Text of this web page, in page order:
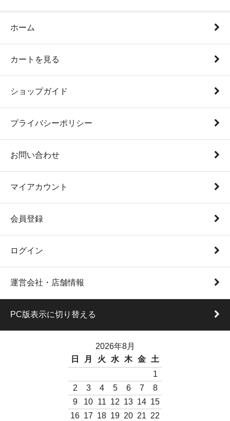
ホーム
カートを見る
ショップガイド
プライバシーポリシー
お問い合わせ
マイアカウント
会員登録
ログイン
運営会社・店舗情報
PC版表示に切り替える
2026年8月
日
月 火 水 木 金
土
1
2
3 4 5 6 7
8
9
10 11 12 13 14 15
16 17 18 19 20 21 22